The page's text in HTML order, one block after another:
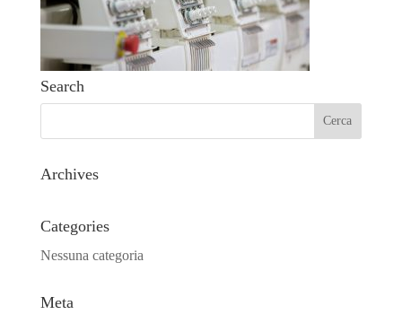
Search
Archives
Categories
Nessuna categoria
Meta